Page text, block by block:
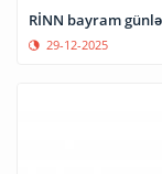
RİNN bayram
29-12-2025